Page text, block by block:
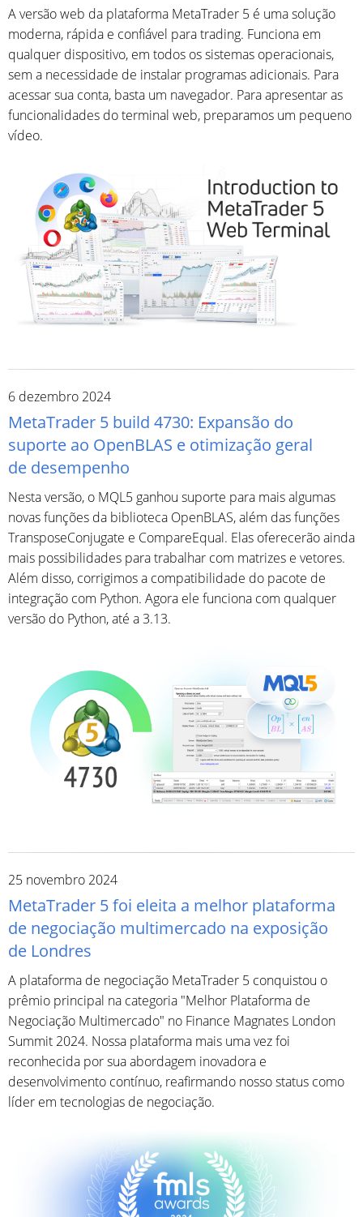
A versão web da plataforma MetaTrader 5 é uma solução
moderna, rápida e confiável para trading. Funciona em
qualquer dispositivo, em todos os sistemas operacionais,
sem a necessidade de instalar programas adicionais. Para
acessar sua conta, basta um navegador. Para apresentar as
funcionalidades do terminal web, preparamos um pequeno
vídeo.
6 dezembro 2024
MetaTrader 5 build 4730: Expansão do
suporte ao OpenBLAS e otimização geral
de desempenho
Nesta versão, o MQL5 ganhou suporte para mais algumas
novas funções da biblioteca OpenBLAS, além das funções
TransposeConjugate e CompareEqual. Elas oferecerão ainda
mais possibilidades para trabalhar com matrizes e vetores.
Além disso, corrigimos a compatibilidade do pacote de
integração com Python. Agora ele funciona com qualquer
versão do Python, até a 3.13.
25 novembro 2024
MetaTrader 5 foi eleita a melhor plataforma
de negociação multimercado na exposição
de Londres
A plataforma de negociação MetaTrader 5 conquistou o
prêmio principal na categoria "Melhor Plataforma de
Negociação Multimercado" no Finance Magnates London
Summit 2024. Nossa plataforma mais uma vez foi
reconhecida por sua abordagem inovadora e
desenvolvimento contínuo, reafirmando nosso status como
líder em tecnologias de negociação.